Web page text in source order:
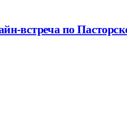
встреча по